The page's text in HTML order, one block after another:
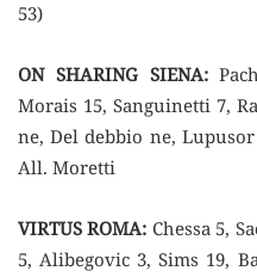
53)
ON SHARING SIENA:
Morais 15, Sanguinetti 7,
ne, Del debbio ne,
All. Moretti
VIRTUS ROMA: Chessa 5,
5, Alibegovic 3, Sims 19,